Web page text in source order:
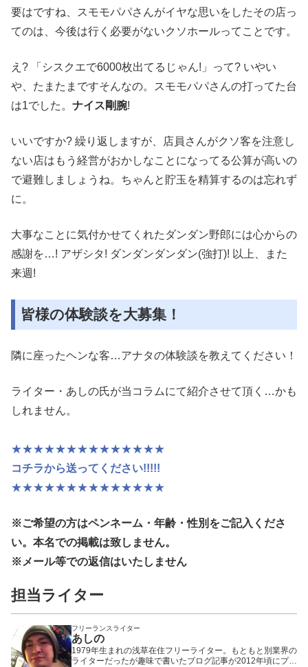
要はですね、スモモパパさんがイヤな思いをしたその店っ
てのは、今後は行く必要がないクソホールってことです。
え? 「シスクエで6000枚出てるじゃん!」って? いやい
や、たまたまですそんなの。スモモパパさんの打ってた台
は1でした。 ナイス剛腕!
いいですか? 繰り返しますが、店員さんがクソ客を注意し
ない店はもう経営がおかしなことになってる公算が高いの
で避難しましょうね。ちゃんと貯玉を精算するのは忘れず
に。
大事なことに気付かせてくれたダンダン野郎には心からの
感謝を…! アザシタ! ダンダンダンダン(強打)! 以上、また
来週!
皆様の体験談を大募集！
隣に座ったヘンな客…アナタの体験談を教えてください！
ライター・あしの氏が当コラムにて紹介させて頂く…かも
しれません。
★★★★★★★★★★★★★★
コチラから送ってください!!!!!
★★★★★★★★★★★★★★
※ご希望の方はペンネーム・年齢・性別 をご記入くださ
い。本名での掲載は致しません。
※メール等での返信はいたしません
担当ライター
フリーランスライター
あしの
1979年生まれの浅草在住フリーライター。もともと別業界の
ライターだったが趣味で書いたブログ記事が2012年頃にプチ